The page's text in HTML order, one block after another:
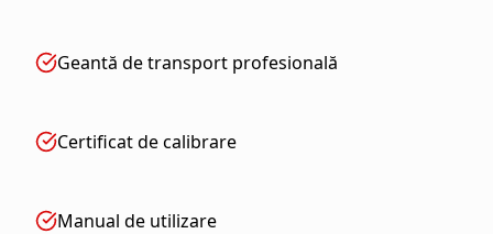
Geantă de transport profesională
Certificat de calibrare
Manual de utilizare